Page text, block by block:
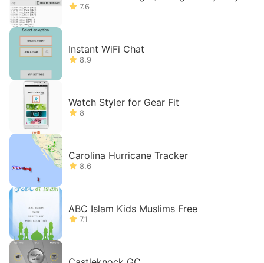
ur phone)
7.6
Instant WiFi Chat
8.9
Watch Styler for Gear Fit
8
Carolina Hurricane Tracker
8.6
ABC Islam Kids Muslims Free
7.1